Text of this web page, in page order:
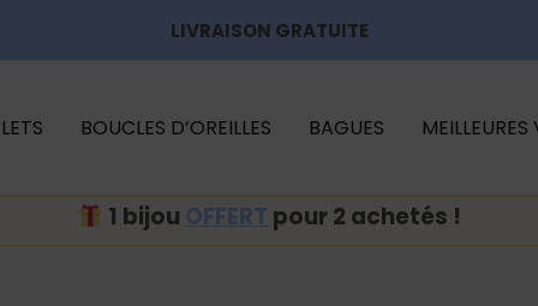
LIVRAISON GRATUITE
BOUCLES D’OREILLES BAGUES MEILLEURES
1 bijou OFFERT pour 2 achetés !